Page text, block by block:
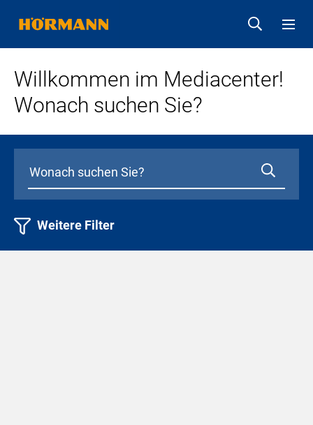
Willkommen im Mediacenter!
Wonach suchen Sie?
Weitere Filter